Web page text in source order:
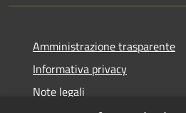
Amministrazione trasparente
Informativa privacy
Note legali